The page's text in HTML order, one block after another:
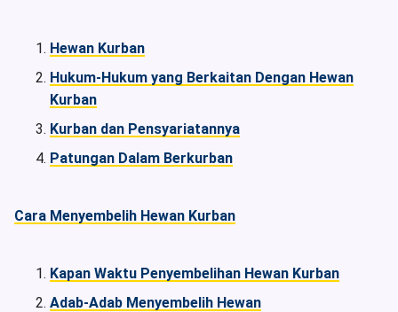
Hewan Kurban
Hukum-Hukum yang Berkaitan Dengan Hewan
Kurban
Kurban dan Pensyariatannya
Patungan Dalam Berkurban
Cara Menyembelih Hewan Kurban
Kapan Waktu Penyembelihan Hewan Kurban
Adab-Adab Menyembelih Hewan